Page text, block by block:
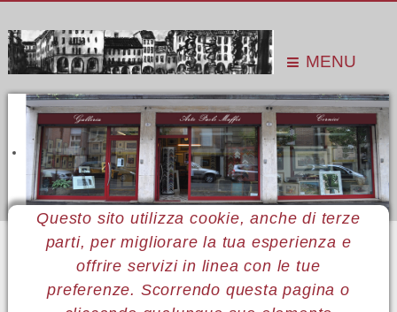
MENU
Questo sito utilizza cookie, anche di terze
parti, per migliorare la tua esperienza e
offrire servizi in linea con le tue
preferenze. Scorrendo questa pagina o
Sei qui: Home Le mostre Mostre 2014 Teresa Palombini
43 Teresa Palombini